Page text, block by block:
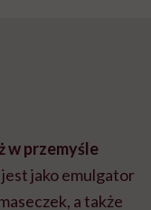
w przemyśle
jako emulgator
a także